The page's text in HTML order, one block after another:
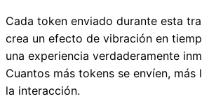
Cada token enviado durante esta
crea un efecto de vibración en
una experiencia verdaderamente
Cuantos más tokens se envíen, más
la interacción.